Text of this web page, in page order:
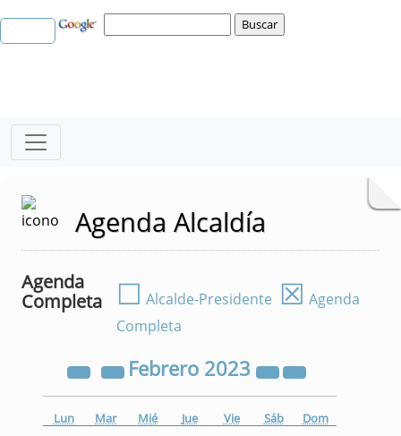
Agenda Alcaldía
Agenda
Completa
☐ Alcalde-Presidente ☒ Agenda
Completa
Febrero 2023
Lun Mar Mié Jue Vie Sáb Dom